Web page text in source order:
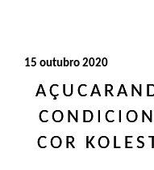
15 outubro 2020
COR